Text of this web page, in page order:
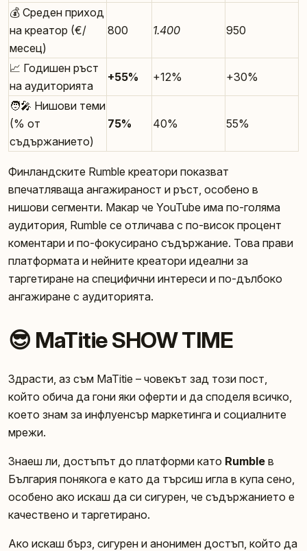
💰 Среден приход
на креатор (€/
месец)
800 1.400 950
📈 Годишен ръст
на аудиторията
+55% +12% +30%
🧑‍🎤 Нишови теми
(% от
съдържанието)
75% 40% 55%
Финландските Rumble креатори показват
впечатляваща ангажираност и ръст, особено в
нишови сегменти. Макар че YouTube има по-голяма
аудитория, Rumble се отличава с по-висок процент
коментари и по-фокусирано съдържание. Това прави
платформата и нейните креатори идеални за
таргетиране на специфични интереси и по-дълбоко
ангажиране с аудиторията.
😎 MaTitie SHOW TIME
Здрасти, аз съм MaTitie – човекът зад този пост,
който обича да гони яки оферти и да споделя всичко,
което знам за инфлуенсър маркетинга и социалните
мрежи.
Знаеш ли, достъпът до платформи като Rumble в
България понякога е като да търсиш игла в купа сено,
особено ако искаш да си сигурен, че съдържанието е
качествено и таргетирано.
Ако искаш бърз, сигурен и анонимен достъп, който да